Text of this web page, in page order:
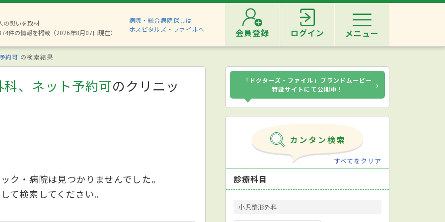
の想いを取材
件の情報を掲載（2026年8月07日現在）
病院・総合病院探しは
ホスピタルズ・ファイルへ
会員登録 ログイン メニュー
約可 の検索結果
、ネット予約可のクリニッ
ク・病院は見つかりませんでした。
て検索してください。
「ドクターズ・ファイル」ブランドムービー
特設サイトにて公開中！
›
すべてをクリア
診療科目
小児整形外科